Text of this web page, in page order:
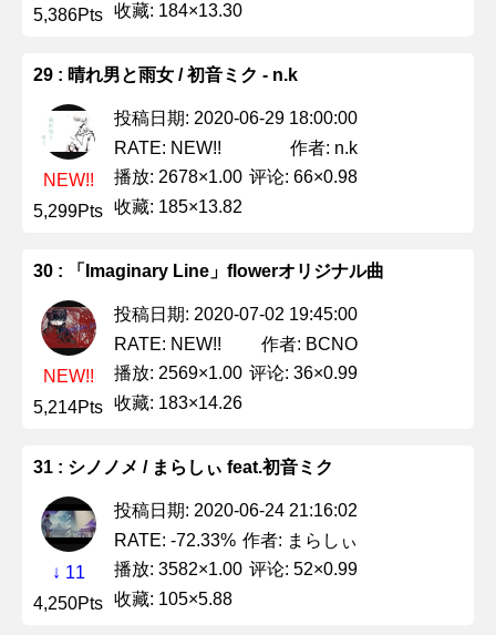
5,386Pts 收藏: 184×13.30
29 : 晴れ男と雨女 / 初音ミク - n.k
NEW!!
5,299Pts
投稿日期: 2020-06-29 18:00:00
RATE: NEW!!
作者: n.k
播放: 2678×1.00 评论: 66×0.98
收藏: 185×13.82
30 : 「Imaginary Line」flowerオリジナル曲
NEW!!
5,214Pts
投稿日期: 2020-07-02 19:45:00
RATE: NEW!!
作者: BCNO
播放: 2569×1.00 评论: 36×0.99
收藏: 183×14.26
31 : シノノメ / まらしぃ feat.初音ミク
↓ 11
4,250Pts
投稿日期: 2020-06-24 21:16:02
RATE: -72.33% 作者: まらしぃ
播放: 3582×1.00 评论: 52×0.99
收藏: 105×5.88